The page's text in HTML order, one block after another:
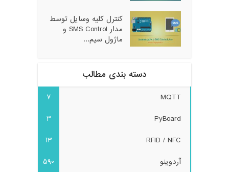
کنترل کلیه وسایل توسط
مدار SMS Control و
ماژول سیم...
دسته بندی مطالب
MQTT
7
PyBoard
3
RFID / NFC
13
آردوینو
590